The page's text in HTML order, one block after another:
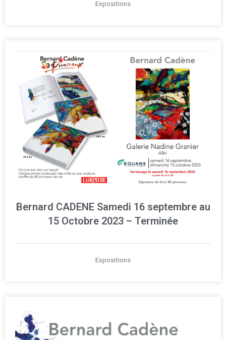
Expositions
Bernard CADENE Samedi 16 septembre au
15 Octobre 2023 – Terminée
Expositions